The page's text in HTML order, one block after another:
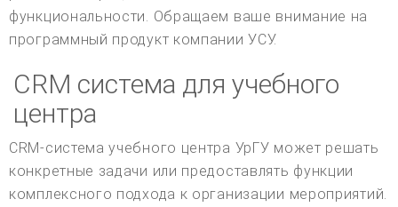
функциональности. Обращаем ваше внимание на
программный продукт компании УСУ.
CRM система для учебного
центра
CRM-система учебного центра УрГУ может решать
конкретные задачи или предоставлять функции
комплексного подхода к организации мероприятий.